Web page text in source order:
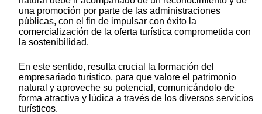
una promoción por parte de las administraciones
públicas, con el fin de impulsar con éxito la
comercialización de la oferta turística comprometida con
la sostenibilidad.
En este sentido, resulta crucial la formación del
empresariado turístico, para que valore el patrimonio
natural y aproveche su potencial, comunicándolo de
forma atractiva y lúdica a través de los diversos servicios
turísticos.